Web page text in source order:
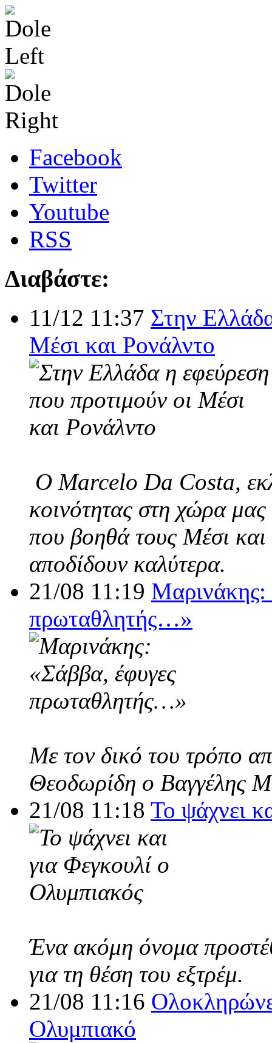
Facebook
Twitter
Youtube
RSS
Διαβάστε:
11/12 11:37 Στην
Μέσι και Ρονάλντο
Ο Marcelo Da Costa,
κοινότητας στη χώρα
που βοηθά τους Μέσι και
αποδίδουν καλύτερα.
21/08 11:19 Μαρινάκης:
πρωταθλητής…»
Με τον δικό του τρόπο
Θεοδωρίδη ο Βαγγέλης
21/08 11:18 Το ψάχνει
Ένα ακόμη όνομα
για τη θέση του εξτρέμ.
21/08 11:16
Ολυμπιακό